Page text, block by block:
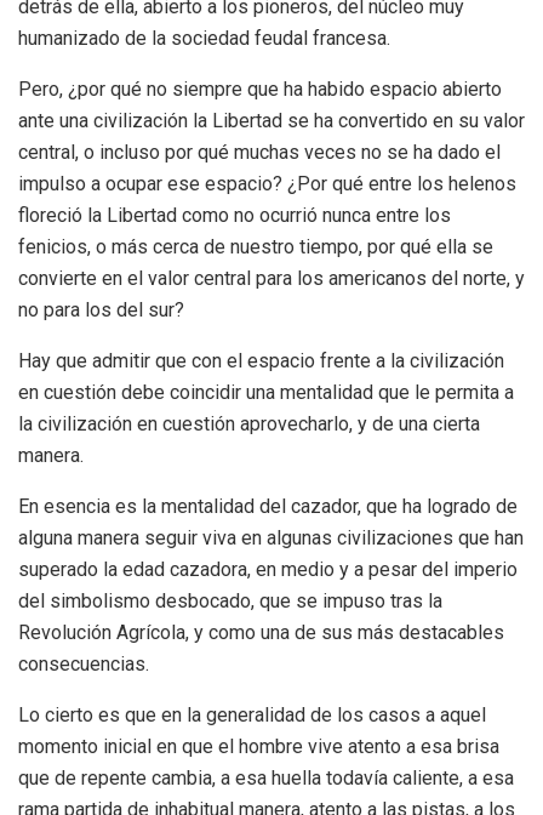
detrás de ella, abierto a los pioneros, del núcleo muy
humanizado de la sociedad feudal francesa.
Pero, ¿por qué no siempre que ha habido espacio abierto
ante una civilización la Libertad se ha convertido en su valor
central, o incluso por qué muchas veces no se ha dado el
impulso a ocupar ese espacio? ¿Por qué entre los helenos
floreció la Libertad como no ocurrió nunca entre los
fenicios, o más cerca de nuestro tiempo, por qué ella se
convierte en el valor central para los americanos del norte, y
no para los del sur?
Hay que admitir que con el espacio frente a la civilización
en cuestión debe coincidir una mentalidad que le permita a
la civilización en cuestión aprovecharlo, y de una cierta
manera.
En esencia es la mentalidad del cazador, que ha logrado de
alguna manera seguir viva en algunas civilizaciones que han
superado la edad cazadora, en medio y a pesar del imperio
del simbolismo desbocado, que se impuso tras la
Revolución Agrícola, y como una de sus más destacables
consecuencias.
Lo cierto es que en la generalidad de los casos a aquel
momento inicial en que el hombre vive atento a esa brisa
que de repente cambia, a esa huella todavía caliente, a esa
rama partida de inhabitual manera, atento a las pistas, a los